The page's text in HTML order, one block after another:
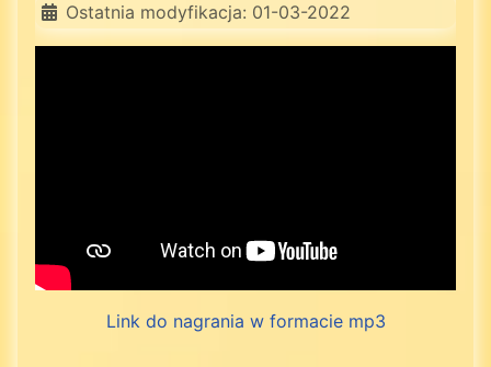
Ostatnia modyfikacja: 01-03-2022
Link do nagrania w formacie mp3